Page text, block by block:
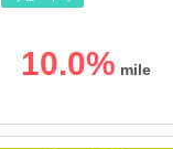
10.0%